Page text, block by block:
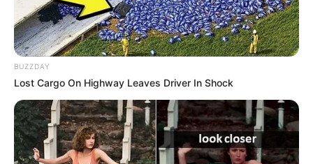
BUZZDAY
Lost Cargo On Highway Leaves Driver In Shock